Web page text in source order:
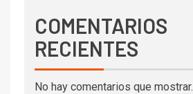
COMENTARIOS
RECIENTES
No hay comentarios que mostrar.